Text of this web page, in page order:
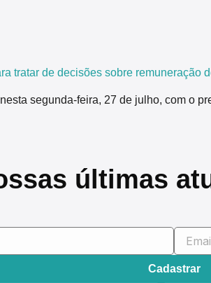
tratar de decisões sobre remuneração
segunda-feira, 27 de julho, com o
últimas
Cadastrar